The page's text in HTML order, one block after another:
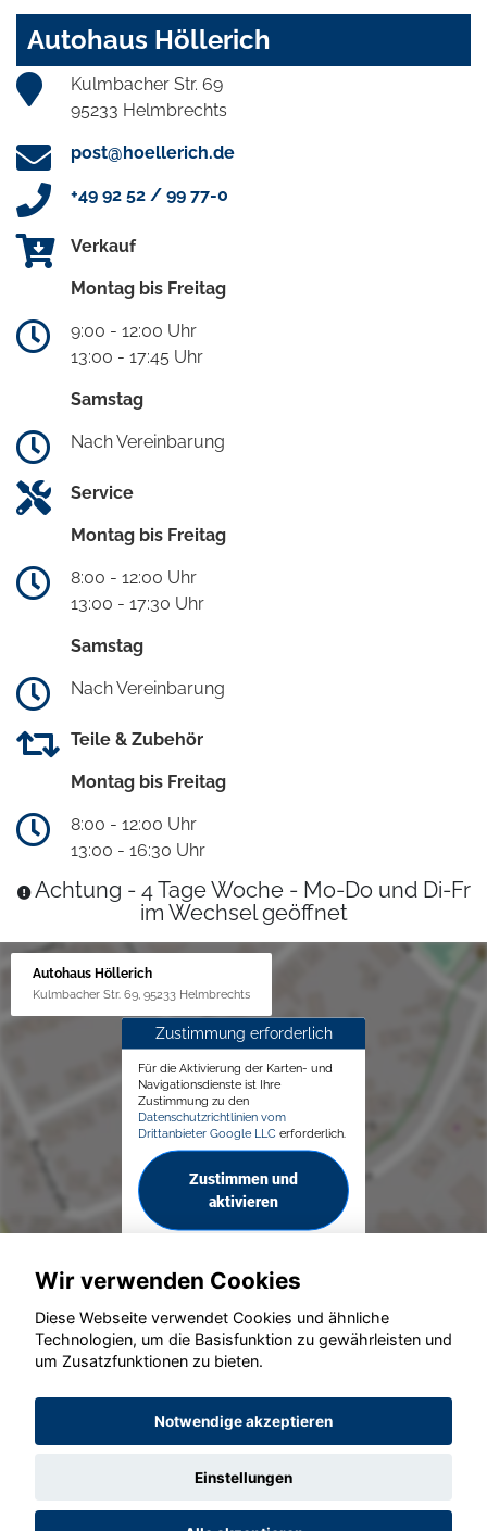
Autohaus Höllerich
Kulmbacher Str. 69
95233 Helmbrechts
post@hoellerich.de
+49 92 52 / 99 77-0
Verkauf
Montag bis Freitag
9:00 - 12:00 Uhr
13:00 - 17:45 Uhr
Samstag
Nach Vereinbarung
Service
Montag bis Freitag
8:00 - 12:00 Uhr
13:00 - 17:30 Uhr
Samstag
Nach Vereinbarung
Teile & Zubehör
Montag bis Freitag
8:00 - 12:00 Uhr
13:00 - 16:30 Uhr
Achtung - 4 Tage Woche - Mo-Do und Di-Fr
im Wechsel geöffnet
Autohaus Höllerich
Kulmbacher Str. 69, 95233 Helmbrechts
Zustimmung erforderlich
Für die Aktivierung der Karten- und
Navigationsdienste ist Ihre
Zustimmung zu den
Datenschutzrichtlinien vom
Drittanbieter Google LLC erforderlich.
Zustimmen und
aktivieren
© konjunkturmotor.de GmbH 2020 - 2026
Wir verwenden Cookies
Diese Webseite verwendet Cookies und ähnliche
Technologien, um die Basisfunktion zu gewährleisten und
um Zusatzfunktionen zu bieten.
Notwendige akzeptieren
Einstellungen